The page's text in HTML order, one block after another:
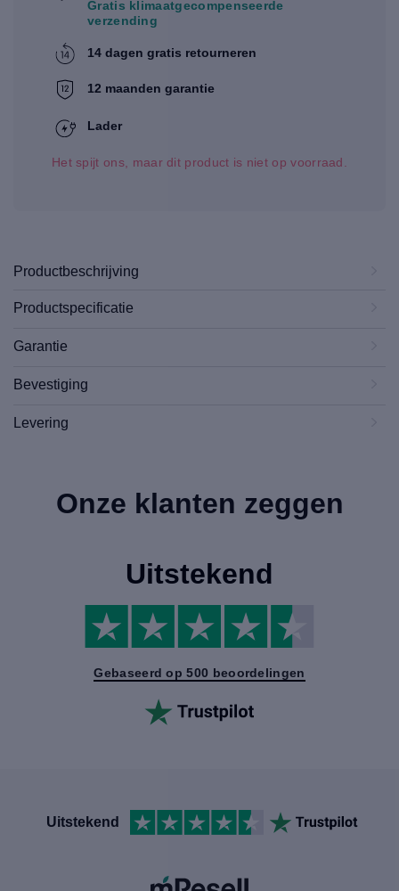
Gratis klimaatgecompenseerde
verzending
14 dagen gratis retourneren
12 maanden garantie
Lader
Het spijt ons, maar dit product is niet op voorraad.
Productbeschrijving
Productspecificatie
Garantie
Bevestiging
Levering
Onze klanten zeggen
Uitstekend
Gebaseerd op 500 beoordelingen
Uitstekend